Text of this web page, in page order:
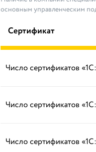
основным управленческим
Сертификат
Число сертификатов
Число сертификатов
Число сертификатов